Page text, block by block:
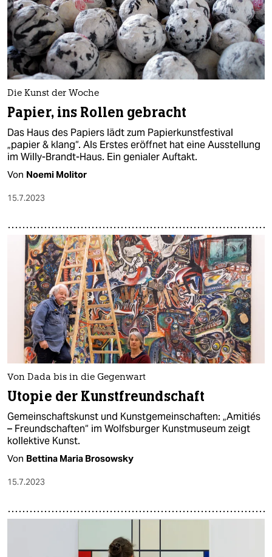
Die Kunst der Woche
Papier, ins Rollen gebracht
Das Haus des Papiers lädt zum Papierkunstfestival
„papier & klang“. Als Erstes eröffnet hat eine Ausstellung
im Willy-Brandt-Haus. Ein genialer Auftakt.
Von Noemi Molitor
15.7.2023
Von Dada bis in die Gegenwart
Utopie der Kunstfreundschaft
Gemeinschaftskunst und Kunstgemeinschaften: „Amitiés
– Freundschaften“ im Wolfsburger Kunstmuseum zeigt
kollektive Kunst.
Von Bettina Maria Brosowsky
15.7.2023